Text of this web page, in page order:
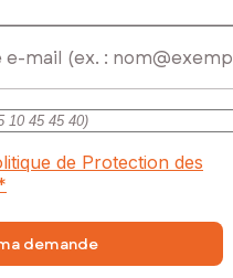
de Protection des
demande